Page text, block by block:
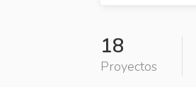
18
Proyectos